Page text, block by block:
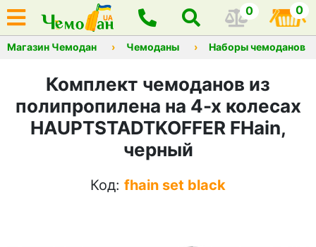
0 0
Магазин Чемодан Чемоданы Наборы чемоданов
Комплект чемоданов из
полипропилена на 4-х колесах
HAUPTSTADTKOFFER FHain,
черный
Код: fhain set black